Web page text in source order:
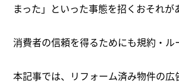
まった」といった事態を招くおそれが
消費者の信頼を得るためにも規約・ル
本記事では、リフォーム済み物件の